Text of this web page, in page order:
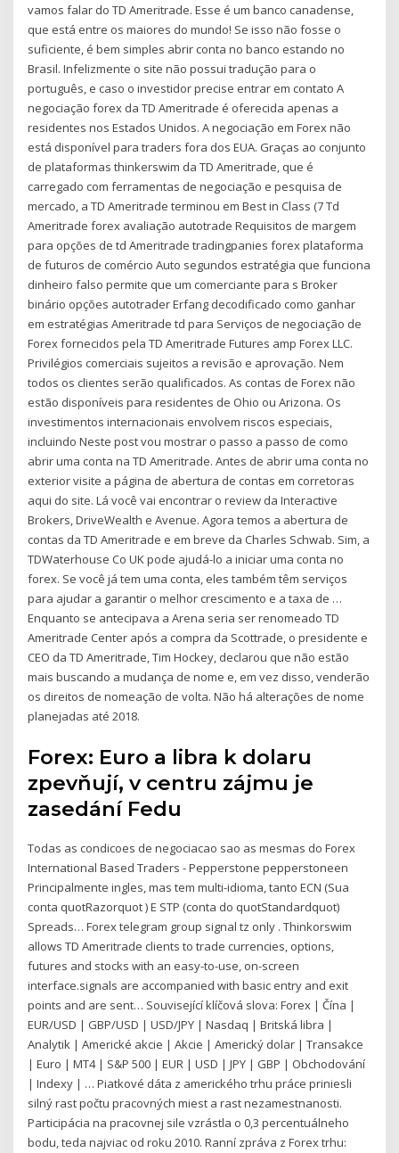
vamos falar do TD Ameritrade. Esse é um banco canadense,
que está entre os maiores do mundo! Se isso não fosse o
suficiente, é bem simples abrir conta no banco estando no
Brasil. Infelizmente o site não possui tradução para o
português, e caso o investidor precise entrar em contato A
negociação forex da TD Ameritrade é oferecida apenas a
residentes nos Estados Unidos. A negociação em Forex não
está disponível para traders fora dos EUA. Graças ao conjunto
de plataformas thinkerswim da TD Ameritrade, que é
carregado com ferramentas de negociação e pesquisa de
mercado, a TD Ameritrade terminou em Best in Class (7 Td
Ameritrade forex avaliação autotrade Requisitos de margem
para opções de td Ameritrade tradingpanies forex plataforma
de futuros de comércio Auto segundos estratégia que funciona
dinheiro falso permite que um comerciante para s Broker
binário opções autotrader Erfang decodificado como ganhar
em estratégias Ameritrade td para Serviços de negociação de
Forex fornecidos pela TD Ameritrade Futures amp Forex LLC.
Privilégios comerciais sujeitos a revisão e aprovação. Nem
todos os clientes serão qualificados. As contas de Forex não
estão disponíveis para residentes de Ohio ou Arizona. Os
investimentos internacionais envolvem riscos especiais,
incluindo Neste post vou mostrar o passo a passo de como
abrir uma conta na TD Ameritrade. Antes de abrir uma conta no
exterior visite a página de abertura de contas em corretoras
aqui do site. Lá você vai encontrar o review da Interactive
Brokers, DriveWealth e Avenue. Agora temos a abertura de
contas da TD Ameritrade e em breve da Charles Schwab. Sim, a
TDWaterhouse Co UK pode ajudá-lo a iniciar uma conta no
forex. Se você já tem uma conta, eles também têm serviços
para ajudar a garantir o melhor crescimento e a taxa de …
Enquanto se antecipava a Arena seria ser renomeado TD
Ameritrade Center após a compra da Scottrade, o presidente e
CEO da TD Ameritrade, Tim Hockey, declarou que não estão
mais buscando a mudança de nome e, em vez disso, venderão
os direitos de nomeação de volta. Não há alterações de nome
planejadas até 2018.
Forex: Euro a libra k dolaru
zpevňují, v centru zájmu je
zasedání Fedu
Todas as condicoes de negociacao sao as mesmas do Forex
International Based Traders - Pepperstone pepperstoneen
Principalmente ingles, mas tem multi-idioma, tanto ECN (Sua
conta quotRazorquot ) E STP (conta do quotStandardquot)
Spreads… Forex telegram group signal tz only . Thinkorswim
allows TD Ameritrade clients to trade currencies, options,
futures and stocks with an easy-to-use, on-screen
interface.signals are accompanied with basic entry and exit
points and are sent… Související klíčová slova: Forex | Čína |
EUR/USD | GBP/USD | USD/JPY | Nasdaq | Britská libra |
Analytik | Americké akcie | Akcie | Americký dolar | Transakce
| Euro | MT4 | S&P 500 | EUR | USD | JPY | GBP | Obchodování
| Indexy | … Piatkové dáta z amerického trhu práce priniesli
silný rast počtu pracovných miest a rast nezamestnanosti.
Participácia na pracovnej sile vzrástla o 0,3 percentuálneho
bodu, teda najviac od roku 2010. Ranní zpráva z Forex trhu: